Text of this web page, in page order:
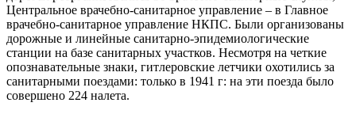
Центральное врачебно-санитарное управление – в Главное
врачебно-санитарное управление НКПС. Были организованы
дорожные и линейные санитарно-эпидемиологические
станции на базе санитарных участков. Несмотря на четкие
опознавательные знаки, гитлеровские летчики охотились за
санитарными поездами: только в 1941 г: на эти поезда было
совершено 224 налета.